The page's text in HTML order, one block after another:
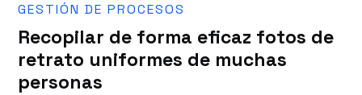
GESTIÓN DE PROCESOS
Recopilar de forma eficaz fotos de
retrato uniformes de muchas
personas